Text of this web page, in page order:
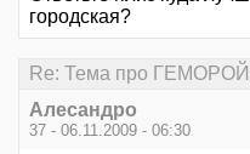
городская?
Re: Тема про
Алесандро
37 - 06.11.2009 - 06:30